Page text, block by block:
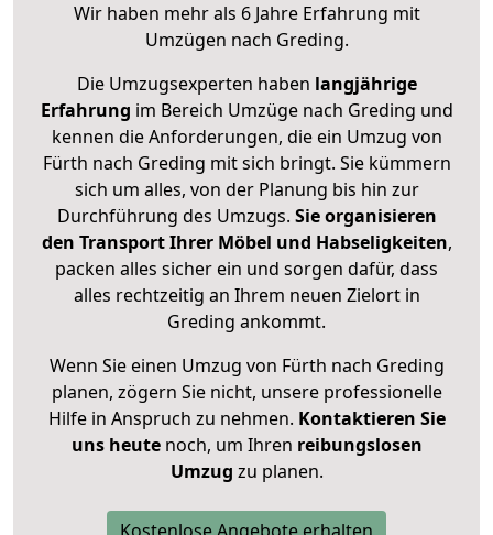
Wir haben mehr als 6 Jahre Erfahrung mit
Umzügen nach Greding.
Die Umzugsexperten haben langjährige
Erfahrung im Bereich Umzüge nach Greding und
kennen die Anforderungen, die ein Umzug von
Fürth nach Greding mit sich bringt. Sie kümmern
sich um alles, von der Planung bis hin zur
Durchführung des Umzugs. Sie organisieren
den Transport Ihrer Möbel und Habseligkeiten,
packen alles sicher ein und sorgen dafür, dass
alles rechtzeitig an Ihrem neuen Zielort in
Greding ankommt.
Wenn Sie einen Umzug von Fürth nach Greding
planen, zögern Sie nicht, unsere professionelle
Hilfe in Anspruch zu nehmen. Kontaktieren Sie
uns heutenoch, um Ihren reibungslosen
Umzug zu planen.